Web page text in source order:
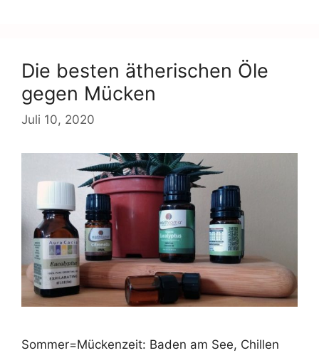
Die besten ätherischen Öle
gegen Mücken
Juli 10, 2020
Sommer=Mückenzeit: Baden am See, Chillen